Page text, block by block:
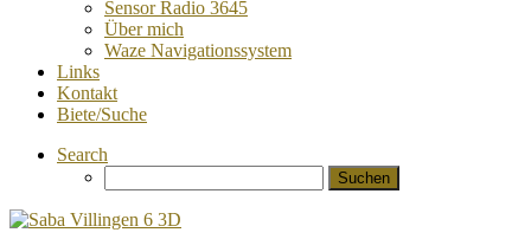
Sensor Radio 3645
Über mich
Waze Navigationssystem
Links
Kontakt
Biete/Suche
Search
nach: